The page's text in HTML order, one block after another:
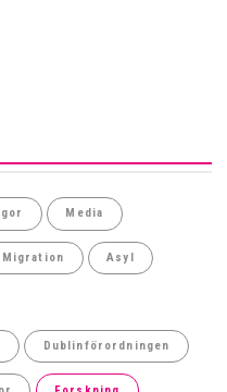
Media
Migration Asyl
Dublinförordningen